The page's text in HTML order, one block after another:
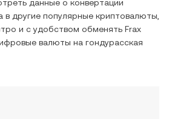
данные о конвертации
в другие популярные криптовалюты,
и с удобством обменять Frax
валюты на гондурасская